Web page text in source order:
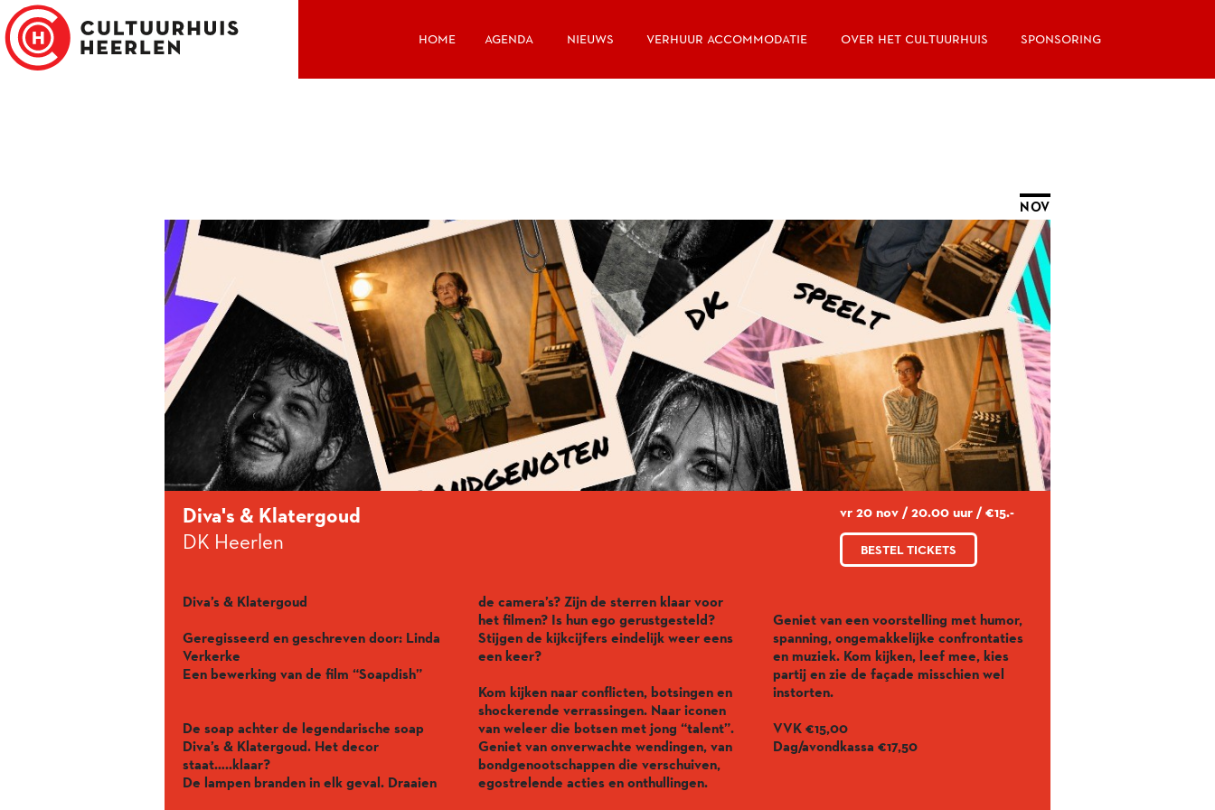
home agenda nieuws verhuur accommodatie over het cultuurhuis sponsoring
NOV
vr 20 nov / 20.00 uur / €15.-
BESTEL TICKETS
Diva's & Klatergoud
DK Heerlen
Diva’s & Klatergoud
Geregisseerd en geschreven door: Linda
Verkerke
Een bewerking van de film “Soapdish”
De soap achter de legendarische soap
Diva’s & Klatergoud. Het decor
staat…..klaar?
De lampen branden in elk geval. Draaien
de camera’s? Zijn de sterren klaar voor
het filmen? Is hun ego gerustgesteld?
Stijgen de kijkcijfers eindelijk weer eens
een keer?
Kom kijken naar conflicten, botsingen en
shockerende verrassingen. Naar iconen
van weleer die botsen met jong “talent”.
Geniet van onverwachte wendingen, van
bondgenootschappen die verschuiven,
egostrelende acties en onthullingen.
Geniet van een voorstelling met humor,
spanning, ongemakkelijke confrontaties
en muziek. Kom kijken, leef mee, kies
partij en zie de façade misschien wel
instorten.
VVK €15,00
Dag/avondkassa €17,50